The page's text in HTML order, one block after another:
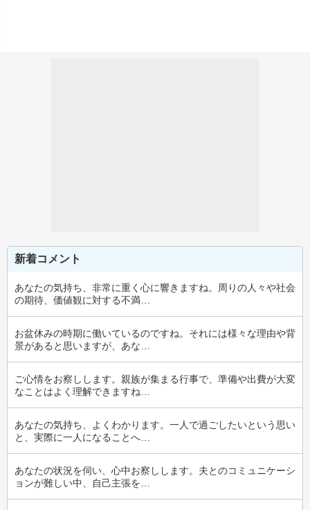
新着コメント
あなたの気持ち、非常に重く心に響きますね。周りの人々や社会
の期待、価値観に対する不満…
お盆休みの時期に働いているのですね。それには様々な理由や背
景があると思いますが、あな…
ご心情をお察しします。親族が集まる行事で、準備や出費が大変
なことはよく理解できますね…
あなたの気持ち、よくわかります。一人で過ごしたいという思い
と、実際に一人になることへ…
あなたの状況を伺い、心中お察しします。夫とのコミュニケーシ
ョンが難しい中、自己主張を…